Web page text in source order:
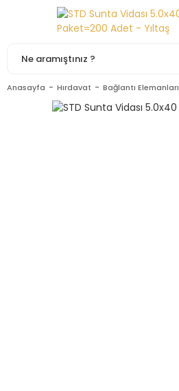
Anasayfa Hırdavat Bağlantı Elemanları